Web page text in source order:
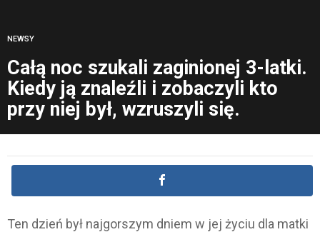
NEWSY
Całą noc szukali zaginionej 3-latki.
Kiedy ją znaleźli i zobaczyli kto
przy niej był, wzruszyli się.
Ten dzień był najgorszym dniem w jej życiu dla matki